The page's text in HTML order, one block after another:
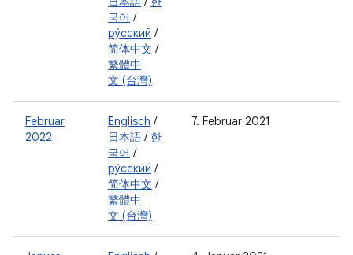
국어 /
ру́сский /
简体中文 /
繁體中
文 (台灣)
Februar
2022
Englisch /
日本語 / 한
국어 /
ру́сский /
简体中文 /
繁體中
文 (台灣)
7. Februar 2021